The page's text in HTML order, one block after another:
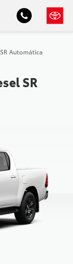
Automática
SR